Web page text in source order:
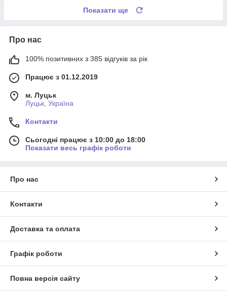
Показати ще
Про нас
100% позитивних з 385 відгуків за рік
Працює з 01.12.2019
м. Луцьк
Луцьк, Україна
Контакти
Сьогодні працює з 10:00 до 18:00
Показати весь графік роботи
Про нас
Контакти
Доставка та оплата
Графік роботи
Повна версія сайту